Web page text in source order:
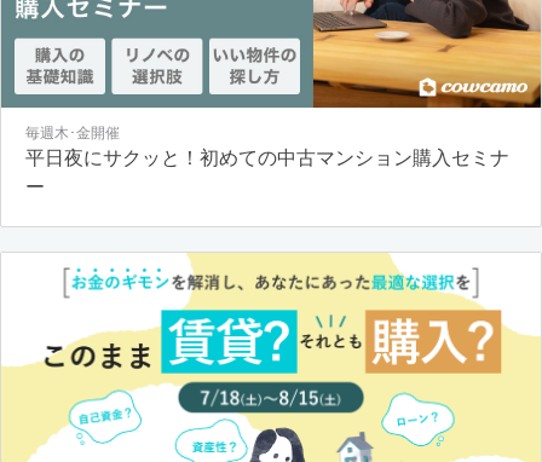
毎週木･金開催
平日夜にサクッと！初めての中古マンション購入セミナ
ー